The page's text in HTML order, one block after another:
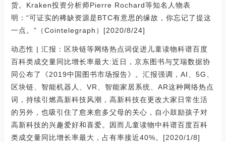
货。Kraken投资分析师Pierre Rochard等知名人物表
明：“可证实的稀缺资源是BTC有意思的缘故，你忘记了提这
一点。”（Cointelegraph）[2020/8/24]
动态性 | 汇报：区块链等网络热点词促进儿童读物科谱百度
百科类成交量同比增长率最大:近日，京东图书与艾瑞数据协
同公布了《2019中国图书市场报告》。汇报强调，AI、5G、
区块链、智能机器人、VR、智能家居系统、AR这种网络热点
词，持续引燃高新科技风潮，高新科技在更改大家日常生活
的另外，也吸引住了愈来愈多父母的关心，自小鼓励孩子对
高新科技的兴趣爱好和喜爱。因而儿童读物中科谱百度百科
类成交量同比增长率最大，占有率接近40%。[2020/1/8]